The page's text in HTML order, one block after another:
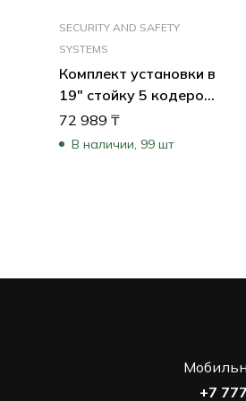
SECURITY AND SAFETY
SYSTEMS
Комплект установки в
19″ стойку 5 кодеров
VIP-X1XF или 3
кодеров VJT-XF
72 989 ₸
В наличии, 99 шт
+7